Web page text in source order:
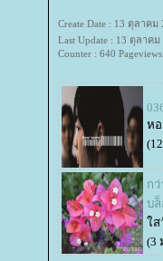
Create Date : 13 ตุลาคม
Last Update : 13 ตุลาคม
Counter : 640 Pageviews.
ห
ก
บล็
ส
(3